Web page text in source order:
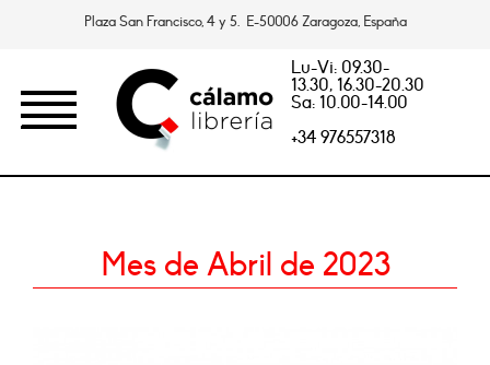
Plaza San Francisco, 4 y 5. E-50006 Zaragoza, España
Lu-Vi: 09.30-
13.30, 16.30-20.30
Sa: 10.00-14.00
+34 976557318
Mes de Abril de 2023